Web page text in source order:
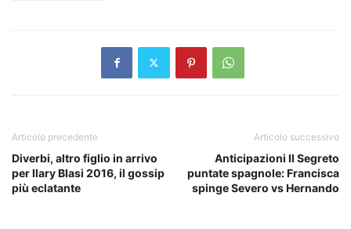
Articolo precedente
Diverbi, altro figlio in arrivo
per Ilary Blasi 2016, il gossip
più eclatante
Articolo successivo
Anticipazioni Il Segreto
puntate spagnole: Francisca
spinge Severo vs Hernando